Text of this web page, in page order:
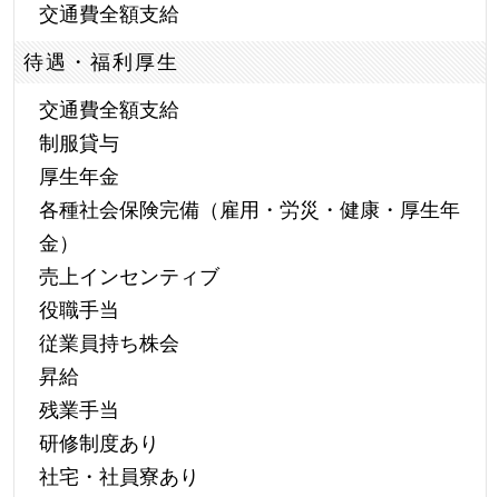
交通費全額支給
待遇・福利厚生
交通費全額支給
制服貸与
厚生年金
各種社会保険完備（雇用・労災・健康・厚生年
金）
売上インセンティブ
役職手当
従業員持ち株会
昇給
残業手当
研修制度あり
社宅・社員寮あり